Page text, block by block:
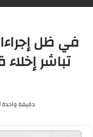
في ظل
تباشر
دقيقة واحدة